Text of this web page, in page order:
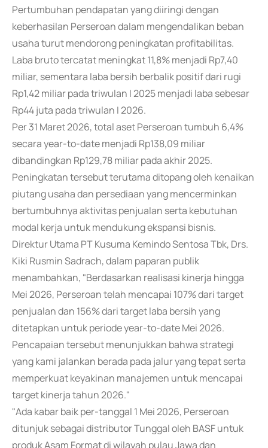
Pertumbuhan pendapatan yang diiringi dengan
keberhasilan Perseroan dalam mengendalikan beban
usaha turut mendorong peningkatan profitabilitas.
Laba bruto tercatat meningkat 11,8% menjadi Rp7,40
miliar, sementara laba bersih berbalik positif dari rugi
Rp1,42 miliar pada triwulan I 2025 menjadi laba sebesar
Rp44 juta pada triwulan I 2026.
Per 31 Maret 2026, total aset Perseroan tumbuh 6,4%
secara year-to-date menjadi Rp138,09 miliar
dibandingkan Rp129,78 miliar pada akhir 2025.
Peningkatan tersebut terutama ditopang oleh kenaikan
piutang usaha dan persediaan yang mencerminkan
bertumbuhnya aktivitas penjualan serta kebutuhan
modal kerja untuk mendukung ekspansi bisnis.
Direktur Utama PT Kusuma Kemindo Sentosa Tbk, Drs.
Kiki Rusmin Sadrach, dalam paparan publik
menambahkan, "Berdasarkan realisasi kinerja hingga
Mei 2026, Perseroan telah mencapai 107% dari target
penjualan dan 156% dari target laba bersih yang
ditetapkan untuk periode year-to-date Mei 2026.
Pencapaian tersebut menunjukkan bahwa strategi
yang kami jalankan berada pada jalur yang tepat serta
memperkuat keyakinan manajemen untuk mencapai
target kinerja tahun 2026."
"Ada kabar baik per-tanggal 1 Mei 2026, Perseroan
ditunjuk sebagai distributor Tunggal oleh BASF untuk
produk Asam Format di wilayah pulau Jawa dan